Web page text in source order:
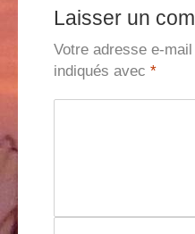
Laisser un
Votre adresse e-
indiqués avec *